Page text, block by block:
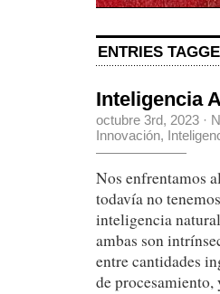
ENTRIES
Inteligencia
octubre 3rd, 2023 ·
Innovación,
Nos enfrentamos
todavía no
inteligencia
ambas son
entre cantidades
de